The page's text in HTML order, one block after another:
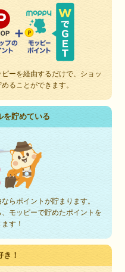
ーを経由するだけで、ショッ
ることができます。
を貯めている
らポイントが貯まります。
モッピーで貯めたポイントを
す！
き！